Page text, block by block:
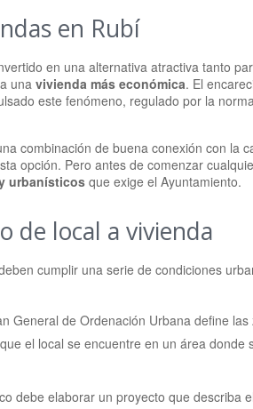
en Rubí
en una alternativa atractiva tanto
una vivienda más económica. El
este fenómeno, regulado por la
combinación de buena conexión con la
opción. Pero antes de comenzar
urbanísticosque exige el Ayuntamiento.
de local a vivienda
cumplir una serie de condiciones
General de Ordenación Urbana define
el local se encuentre en un área donde
debe elaborar un proyecto que describa